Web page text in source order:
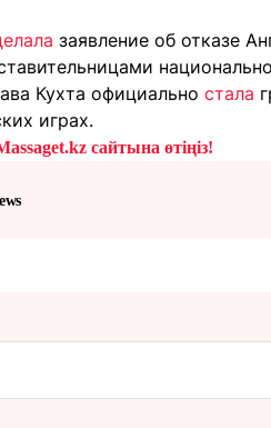
заявление об отказе
Кухта официально стала
играх.
сайтына өтіңіз!